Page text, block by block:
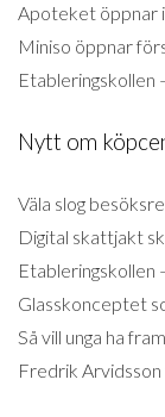
Apoteket öppnar
Miniso öppnar
Etableringskollen
Nytt om
Väla slog
Digital skattjakt
Etableringskollen
Glasskonceptet
Så vill unga ha
Fredrik